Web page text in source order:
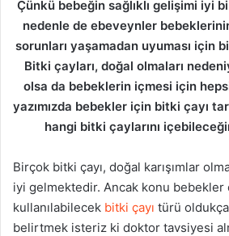
Çünkü bebeğin sağlıklı gelişimi iyi
nedenle de ebeveynler
sorunları yaşamadan uyuması için
Bitki çayları, doğal olmaları
olsa da bebeklerin içmesi için
yazımızda bebekler için bitki çayı
hangi bitki çaylarını
Birçok bitki çayı, doğal karışımlar
iyi gelmektedir. Ancak konu bebekler
kullanılabilecek bitki çayı türü oldukça
belirtmek isteriz ki doktor tavsiyesi